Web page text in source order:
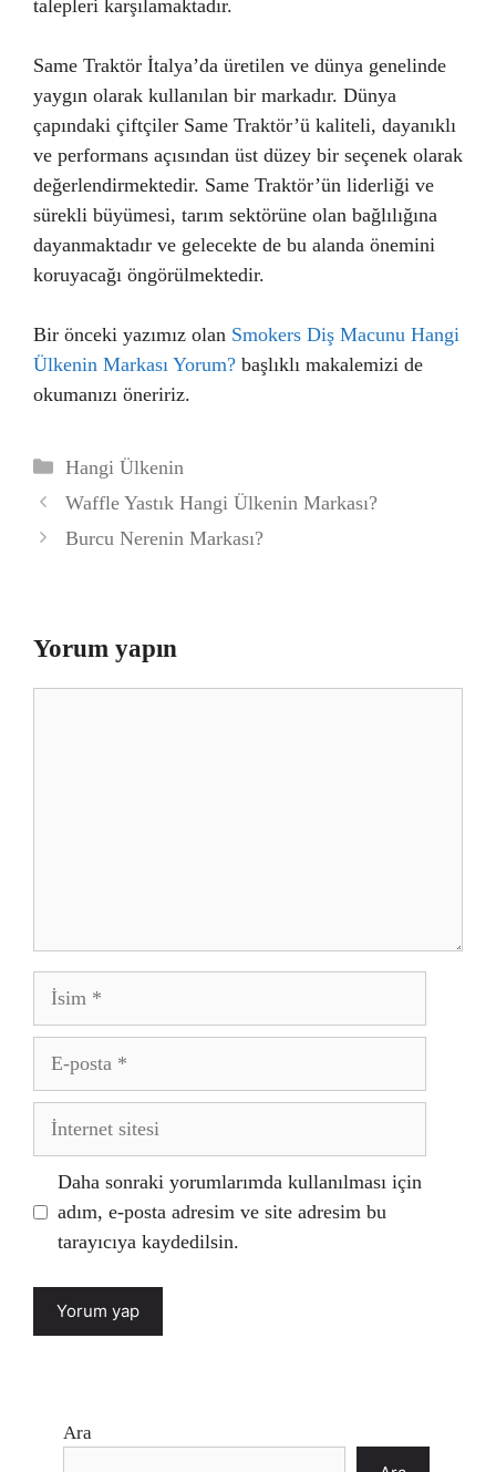
talepleri karşılamaktadır.
Same Traktör İtalya’da üretilen ve dünya genelinde
yaygın olarak kullanılan bir markadır. Dünya
çapındaki çiftçiler Same Traktör’ü kaliteli, dayanıklı
ve performans açısından üst düzey bir seçenek olarak
değerlendirmektedir. Same Traktör’ün liderliği ve
sürekli büyümesi, tarım sektörüne olan bağlılığına
dayanmaktadır ve gelecekte de bu alanda önemini
koruyacağı öngörülmektedir.
Bir önceki yazımız olan Smokers Diş Macunu Hangi
Ülkenin Markası Yorum? başlıklı makalemizi de
okumanızı öneririz.
Kategoriler
Hangi Ülkenin
Waffle Yastık Hangi Ülkenin Markası?
Burcu Nerenin Markası?
Yorum yapın
İsim
posta
İnternet
Daha sonraki yorumlarımda kullanılması için
adım, e-posta adresim ve site adresim bu
tarayıcıya kaydedilsin.
Ara